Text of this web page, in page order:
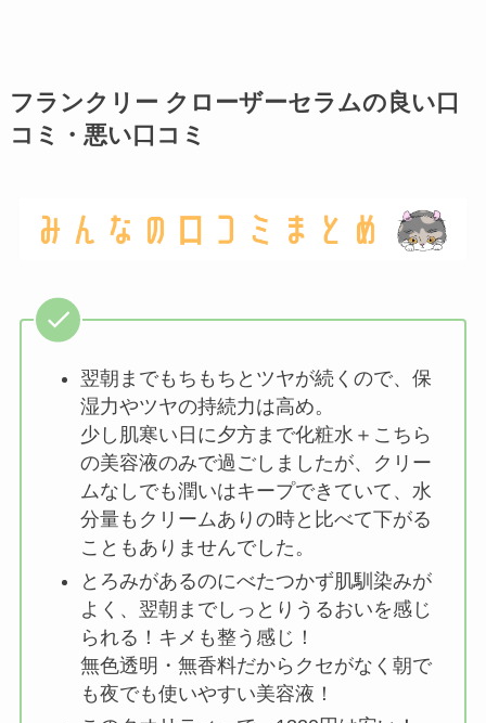
フランクリー クローザーセラムの良い口
コミ・悪い口コミ
翌朝までもちもちとツヤが続くので、保
湿力やツヤの持続力は高め。
少し肌寒い日に夕方まで化粧水＋こちら
の美容液のみで過ごしましたが、クリー
ムなしでも潤いはキープできていて、水
分量もクリームありの時と比べて下がる
こともありませんでした。
とろみがあるのにべたつかず肌馴染みが
よく、翌朝までしっとりうるおいを感じ
られる！キメも整う感じ！
無色透明・無香料だからクセがなく朝で
も夜でも使いやすい美容液！